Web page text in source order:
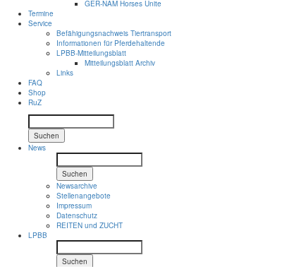
GER-NAM Horses Unite
Termine
Service
Befähigungsnachweis Tiertransport
Informationen für Pferdehaltende
LPBB-Mitteilungsblatt
Mitteilungsblatt Archiv
Links
FAQ
Shop
RuZ
Suchen
News
Suchen
Newsarchive
Stellenangebote
Impressum
Datenschutz
REITEN und ZUCHT
LPBB
Suchen